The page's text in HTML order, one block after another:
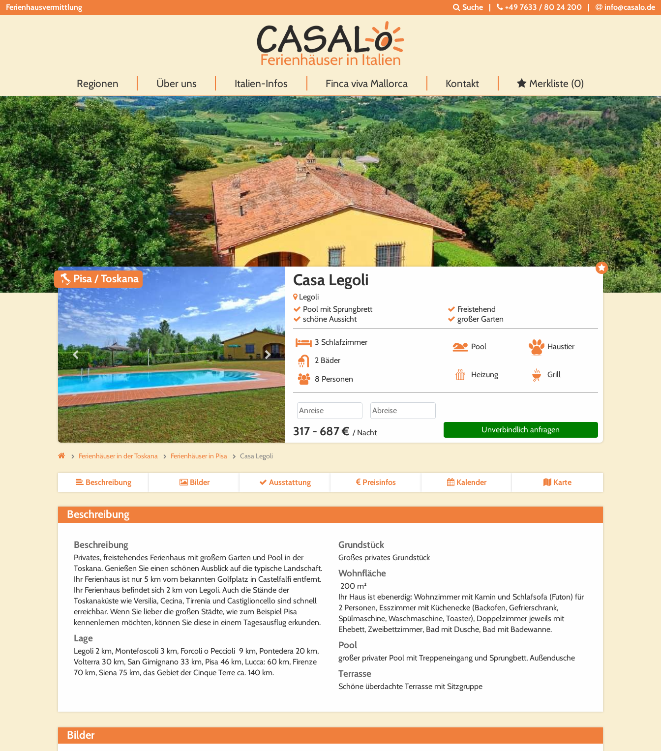
Ferienhausvermittlung Suche | +49 7633 / 80 24 200 | info@casalo.de
Ferienhäuser in Italien
Regionen Über uns Italien-Infos Finca viva Mallorca Kontakt Merkliste (0)
Pisa / Toskana Casa Legoli
Legoli
Pool mit Sprungbrett
Freistehend
schöne Aussicht
großer Garten
3 Schlafzimmer
2Bäder
8 Personen
Pool Haustier
Heizung Grill
317 - 687 € / Nacht Unverbindlich anfragen
Ferienhäuser in der Toskana Ferienhäuser in Pisa Casa Legoli
Beschreibung Bilder Ausstattung Preisinfos Kalender Karte
Beschreibung
Beschreibung
Privates, freistehendes Ferienhaus mit großem Garten und Pool in der
Toskana. Genießen Sie einen schönen Ausblick auf die typische Landschaft.
Ihr Ferienhaus ist nur 5 km vom bekannten Golfplatz in Castelfalfi entfernt.
Ihr Ferienhaus befindet sich 2 km von Legoli. Auch die Stände der
Toskanaküste wie Versilia, Cecina, Tirrenia und Castiglioncello sind schnell
erreichbar. Wenn Sie lieber die großen Städte, wie zum Beispiel Pisa
kennenlernen möchten, können Sie diese in einem Tagesausflug erkunden.
Lage
Legoli 2 km, Montefoscoli 3 km, Forcoli o Peccioli 9 km, Pontedera 20 km,
Volterra 30 km, San Gimignano 33 km, Pisa 46 km, Lucca: 60 km, Firenze
70 km, Siena 75 km, das Gebiet der Cinque Terre ca. 140 km.
Grundstück
Großes privates Grundstück
Wohnfläche
200 m²
Ihr Haus ist ebenerdig: Wohnzimmer mit Kamin und Schlafsofa (Futon) für
2 Personen, Esszimmer mit Küchenecke (Backofen, Gefrierschrank,
Spülmaschine, Waschmaschine, Toaster), Doppelzimmer jeweils mit
Ehebett, Zweibettzimmer, Bad mit Dusche, Bad mit Badewanne.
Pool
großer privater Pool mit Treppeneingang und Sprungbett, Außendusche
Terrasse
Schöne überdachte Terrasse mit Sitzgruppe
Bilder